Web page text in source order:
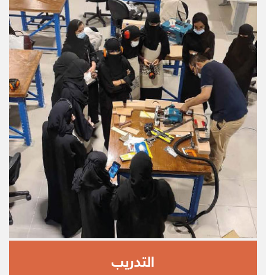
التدريب